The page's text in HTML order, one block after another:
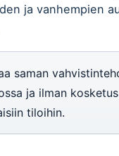
ja vanhempien
saman
ja ilman
tiloihin.